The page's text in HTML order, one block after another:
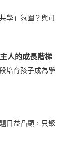
學」氛圍？與可
人的成長階梯
培育孩子成為學
日益凸顯，只聚